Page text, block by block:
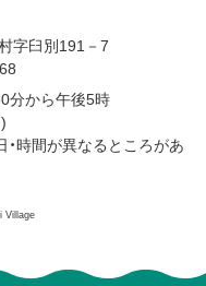
字臼別191－7
分から午後5時
・時間が異なるところがあ
Village